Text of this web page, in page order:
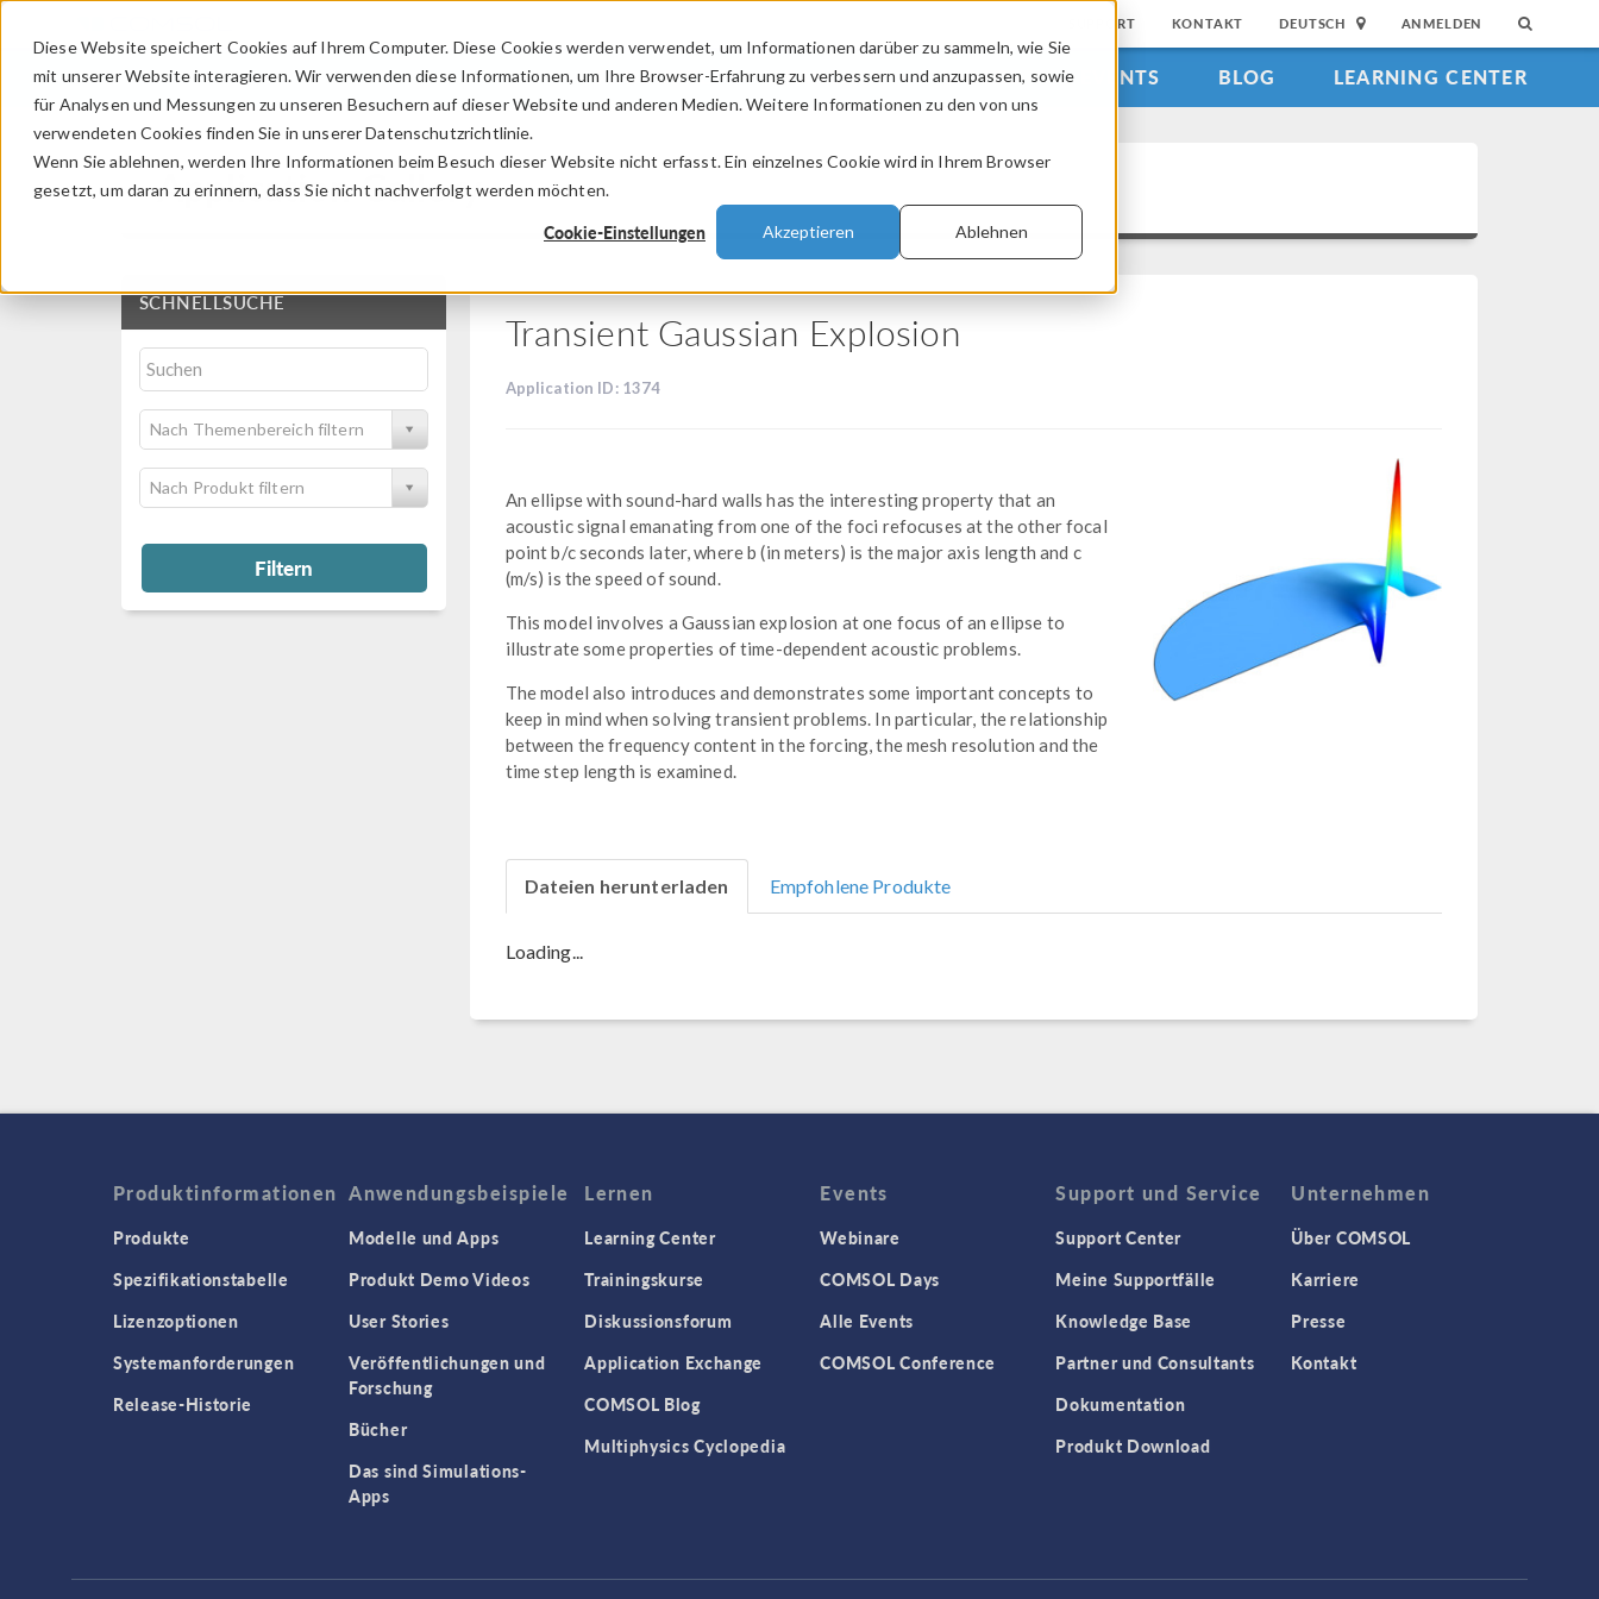
Diese Website speichert Cookies auf Ihrem Computer. Diese Cookies werden verwendet, um Informationen darüber zu sammeln, wie Sie
mit unserer Website interagieren. Wir verwenden diese Informationen, um Ihre Browser-Erfahrung zu verbessern und anzupassen, sowie
für Analysen und Messungen zu unseren Besuchern auf dieser Website und anderen Medien. Weitere Informationen zu den von uns
verwendeten Cookies finden Sie in unserer Datenschutzrichtlinie.
Wenn Sie ablehnen, werden Ihre Informationen beim Besuch dieser Website nicht erfasst. Ein einzelnes Cookie wird in Ihrem Browser
gesetzt, um daran zu erinnern, dass Sie nicht nachverfolgt werden möchten.
Cookie-Einstellungen Akzeptieren Ablehnen
SUPPORT KONTAKT DEUTSCH ANMELDEN
PRODUKTE BRANCHEN VIDEOS EVENTS BLOG LEARNING CENTER
Application Gallery
SCHNELLSUCHE
Nach Themenbereich filtern
Nach Produkt filtern
Filtern
Transient Gaussian Explosion
Application ID: 1374
An ellipse with sound-hard walls has the interesting property that an
acoustic signal emanating from one of the foci refocuses at the other focal
point b/c seconds later, where b (in meters) is the major axis length and c
(m/s) is the speed of sound.
This model involves a Gaussian explosion at one focus of an ellipse to
illustrate some properties of time-dependent acoustic problems.
The model also introduces and demonstrates some important concepts to
keep in mind when solving transient problems. In particular, the relationship
between the frequency content in the forcing, the mesh resolution and the
time step length is examined.
Dateien herunterladen Empfohlene Produkte
Loading...
Produktinformationen
Produkte
Spezifikationstabelle
Lizenzoptionen
Systemanforderungen
Release-Historie
Anwendungsbeispiele
Modelle und Apps
Produkt Demo Videos
User Stories
Veröffentlichungen und
Forschung
Bücher
Das sind Simulations-
Apps
Lernen
Learning Center
Trainingskurse
Diskussionsforum
Application Exchange
COMSOL Blog
Multiphysics Cyclopedia
Events
Webinare
COMSOL Days
Alle Events
COMSOL Conference
Support und Service
Support Center
Meine Supportfälle
Knowledge Base
Partner und Consultants
Dokumentation
Produkt Download
Unternehmen
Über COMSOL
Karriere
Presse
Kontakt